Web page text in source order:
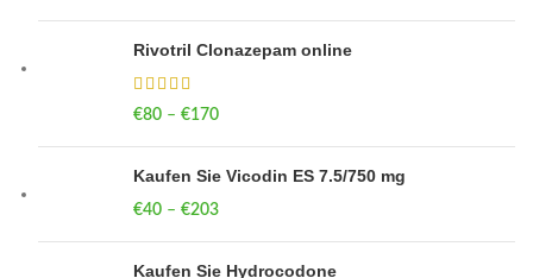
Rivotril Clonazepam online
€80 – €170
Kaufen Sie Vicodin ES 7.5/750 mg
€40 – €203
Kaufen Sie Hydrocodone